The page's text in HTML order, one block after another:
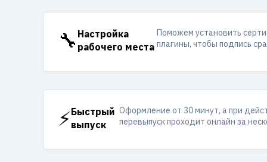
🔧 Настройка
рабочего места
Поможем установить
плагины, чтобы подпись
⚡Быстрый
выпуск
Оформление от 30 минут, а при
перевыпуск проходит онлайн за